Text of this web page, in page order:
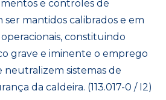
e controles de
ser mantidos calibrados e em
constituindo
grave e iminente o emprego
neutralizem sistemas de
da caldeira. (113.017-0 / I2)